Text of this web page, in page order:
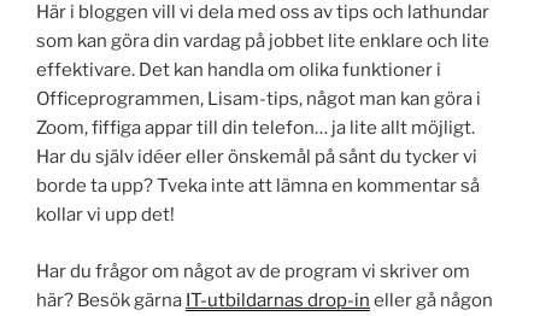
Här i bloggen vill vi dela med oss av tips och lathundar
som kan göra din vardag på jobbet lite enklare och lite
effektivare. Det kan handla om olika funktioner i
Officeprogrammen, Lisam-tips, något man kan göra i
Zoom, fiffiga appar till din telefon… ja lite allt möjligt.
Har du själv idéer eller önskemål på sånt du tycker vi
borde ta upp? Tveka inte att lämna en kommentar så
kollar vi upp det!
Har du frågor om något av de program vi skriver om
här? Besök gärna IT-utbildarnas drop-in eller gå någon